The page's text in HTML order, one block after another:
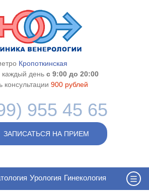
Кропоткинская
каждый день с 9:00 до 20:00
консультации 900 рублей
955 45 65
ЗАПИСАТЬСЯ НА ПРИЕМ
Урология Гинекология